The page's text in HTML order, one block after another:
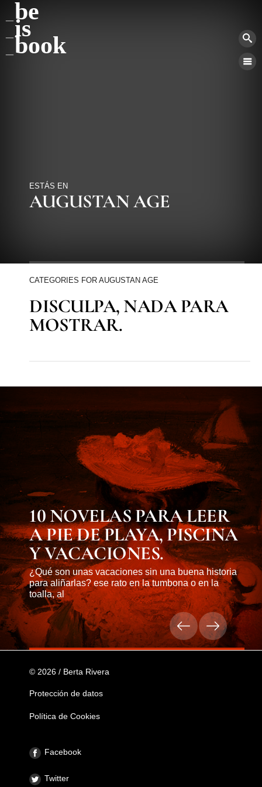
be
is
book
ESTÁS EN
AUGUSTAN AGE
CATEGORIES FOR AUGUSTAN AGE
DISCULPA, NADA PARA
MOSTRAR.
10 NOVELAS PARA LEER
A PIE DE PLAYA, PISCINA
Y VACACIONES.
¿Qué son unas vacaciones sin una buena historia
para aliñarlas? ese rato en la tumbona o en la
toalla, al
© 2026 / Berta Rivera
Protección de datos
Política de Cookies
Facebook
Twitter